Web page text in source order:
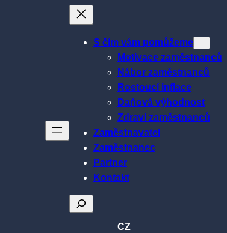
S čím vám pomůžeme
Motivace zaměstnanců
Nábor zaměstnanců
Rostoucí inflace
Daňová výhodnost
Zdraví zaměstnanců
Zaměstnavatel
Zaměstnanec
Partner
Kontakt
Hledat
CZ